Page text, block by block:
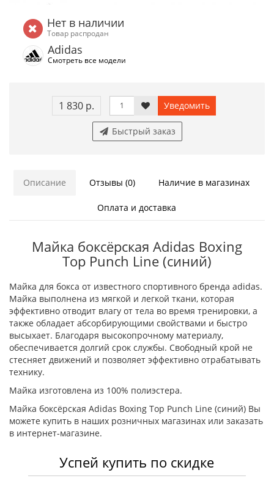
Нет в наличии
Товар распродан
Adidas
Смотреть все модели
1 830 р. Уведомить
Быстрый заказ
Описание Отзывы (0) Наличие в магазинах
Оплата и доставка
Майка боксёрская Adidas Boxing
Top Punch Line (синий)
Майка для бокса от известного спортивного бренда adidas.
Майка выполнена из мягкой и легкой ткани, которая
эффективно отводит влагу от тела во время тренировки, а
также обладает абсорбирующими свойствами и быстро
высыхает. Благодаря высокопрочному материалу,
обеспечивается долгий срок службы. Свободный крой не
стесняет движений и позволяет эффективно отрабатывать
технику.
Майка изготовлена из 100% полиэстера.
Майка боксёрская Adidas Boxing Top Punch Line (синий) Вы
можете купить в наших розничных магазинах или заказать
в интернет-магазине.
Успей купить по скидке